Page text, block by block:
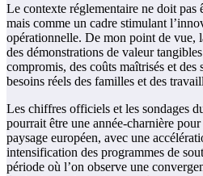
Le contexte réglementaire ne doit pas
mais comme un cadre stimulant
opérationnelle. De mon point de vue,
des démonstrations de valeur
compromis, des coûts maîtrisés et
besoins réels des familles et des
Les chiffres officiels et les sondages
pourrait être une année-charnière
paysage européen, avec une
intensification des programmes de
période où l’on observe une